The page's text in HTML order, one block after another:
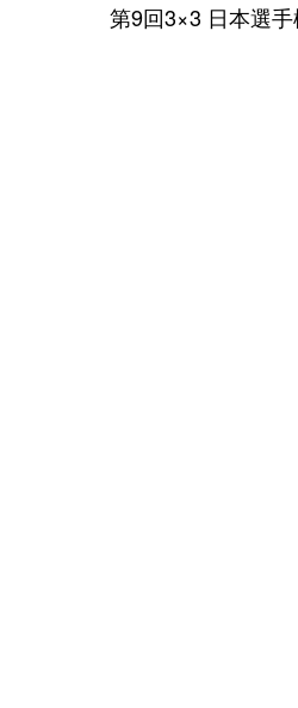
第9回3×3 日本選